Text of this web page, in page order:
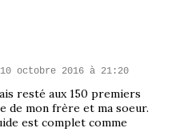
10 octobre 2016 à 21:20
resté aux 150 premiers
de mon frère et ma soeur.
est complet comme